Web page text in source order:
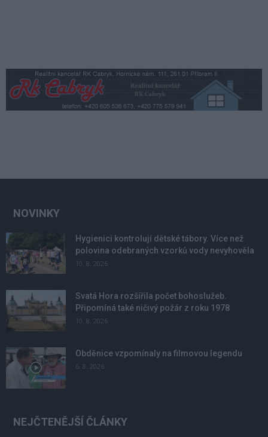
NOVINKY
Hygienici kontrolují dětské tábory. Více než
polovina odebraných vzorků vody nevyhověla
10. 8. 2026
Svatá Hora rozšířila počet bohoslužeb.
Připomíná také ničivý požár z roku 1978
10. 8. 2026
Obděnice vzpomínaly na filmovou legendu
6. 8. 2026
NEJČTENĚJŠÍ ČLÁNKY